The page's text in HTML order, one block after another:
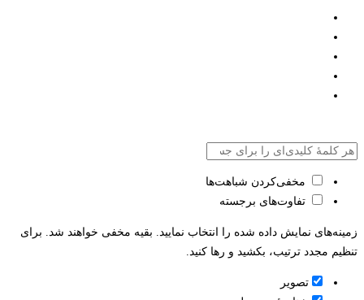
مخفی‌کردن شباهت‌ها
تفاوت‌های برجسته
زمینه‌های نمایش داده شده را انتخاب نمایید. بقیه مخفی خواهند شد. برای
تنظیم مجدد ترتیب، بکشید و رها کنید.
تصویر